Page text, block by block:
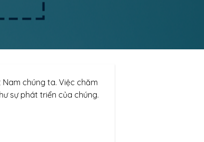
chúng ta. Việc chăm
sự phát triển của chúng.